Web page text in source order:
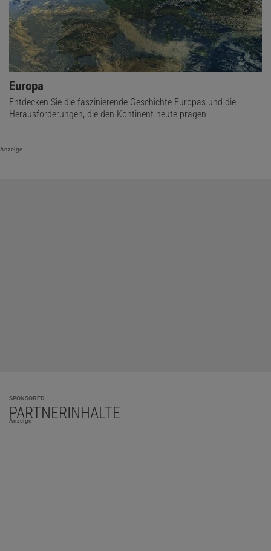
Europa
Entdecken Sie die faszinierende Geschichte Europas und die
Herausforderungen, die den Kontinent heute prägen
Anzeige
SPONSORED
PARTNERINHALTE
Anzeige